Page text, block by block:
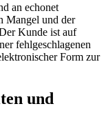
an echonet
Mangel und der
Kunde ist auf
fehlgeschlagenen
Form zur
und